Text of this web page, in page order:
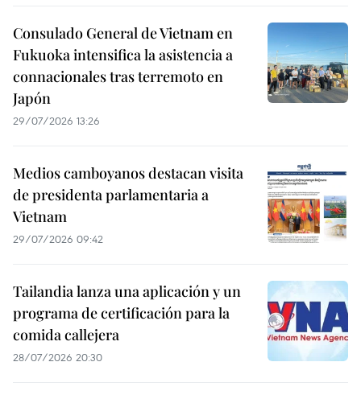
Consulado General de Vietnam en
Fukuoka intensifica la asistencia a
connacionales tras terremoto en
Japón
29/07/2026 13:26
Medios camboyanos destacan visita
de presidenta parlamentaria a
Vietnam
29/07/2026 09:42
Tailandia lanza una aplicación y un
programa de certificación para la
comida callejera
28/07/2026 20:30